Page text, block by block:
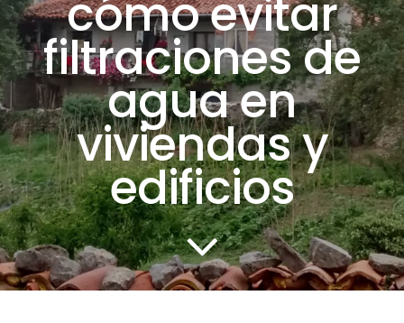
CONTACTO
SERVICIOS
cómo evitar
filtraciones de
agua en
viviendas y
edificios